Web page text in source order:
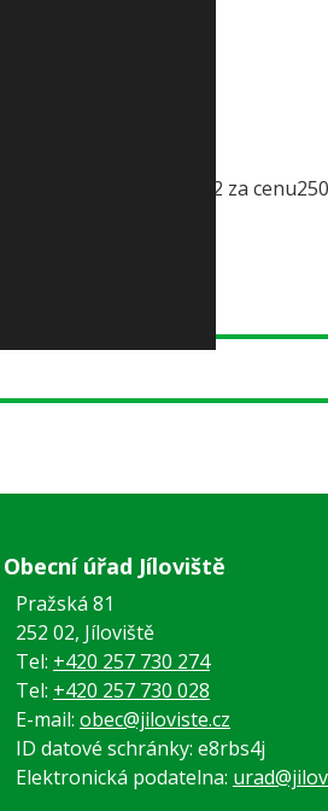
pozemku p. č. 426/12 za
Obecní úřad Jíloviště
Pražská 81
252 02, Jíloviště
Tel: +420 257 730 274
Tel: +420 257 730 028
E-mail: obec@jiloviste.cz
ID datové schránky: e8rbs4j
Elektronická podatelna: